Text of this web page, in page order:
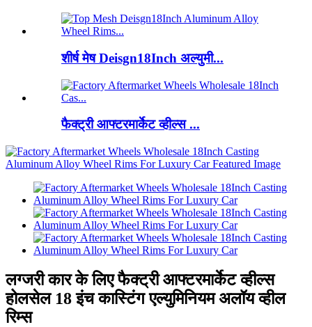
शीर्ष मेष Deisgn18Inch अल्युमी...
फैक्ट्री आफ्टरमार्केट व्हील्स ...
लग्जरी कार के लिए फैक्ट्री आफ्टरमार्केट व्हील्स
होलसेल 18 इंच कास्टिंग एल्युमिनियम अलॉय व्हील
रिम्स